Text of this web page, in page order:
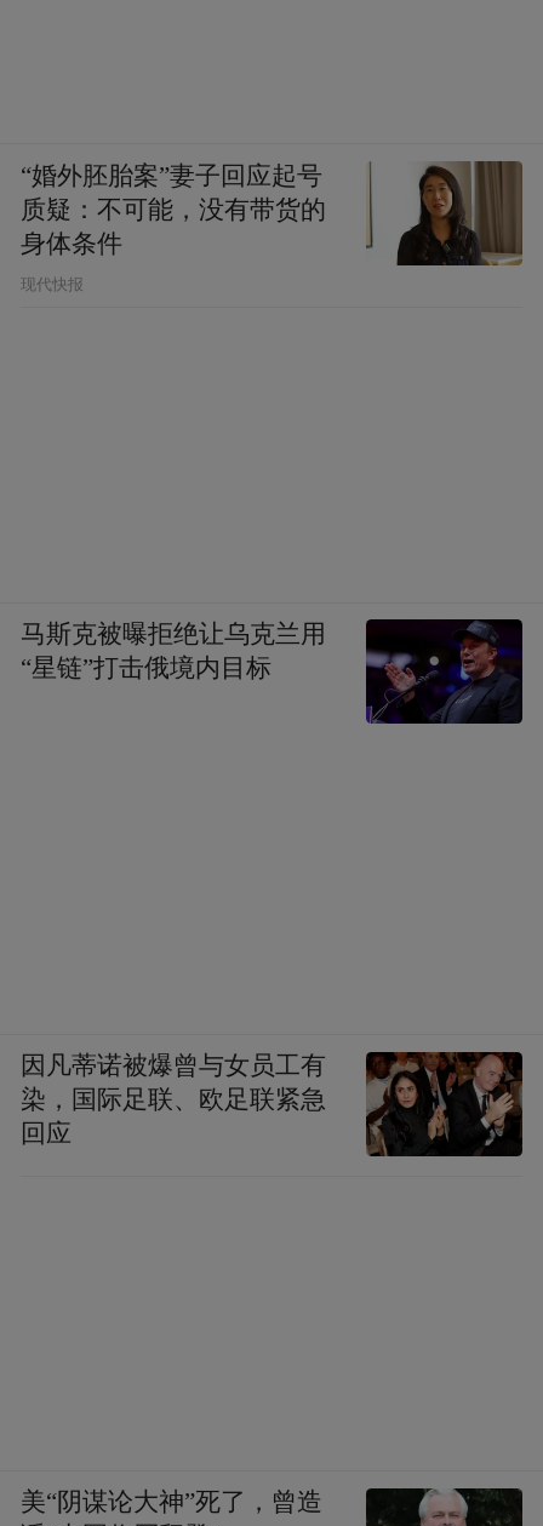
“婚外胚胎案”妻子回应起号
质疑：不可能，没有带货的
身体条件
现代快报
马斯克被曝拒绝让乌克兰用
“星链”打击俄境内目标
因凡蒂诺被爆曾与女员工有
染，国际足联、欧足联紧急
回应
美“阴谋论大神”死了，曾造